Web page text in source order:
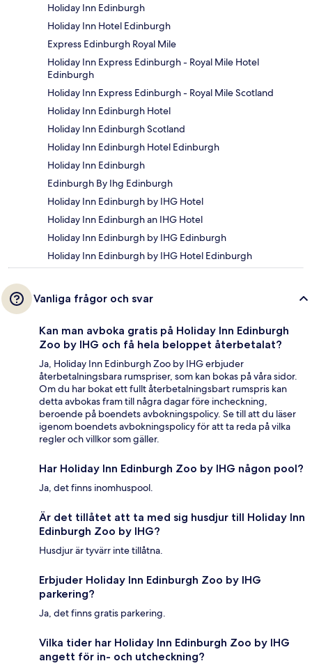
Holiday Inn Edinburgh
Holiday Inn Hotel Edinburgh
Express Edinburgh Royal Mile
Holiday Inn Express Edinburgh - Royal Mile Hotel
Edinburgh
Holiday Inn Express Edinburgh - Royal Mile Scotland
Holiday Inn Edinburgh Hotel
Holiday Inn Edinburgh Scotland
Holiday Inn Edinburgh Hotel Edinburgh
Holiday Inn Edinburgh
Edinburgh By Ihg Edinburgh
Holiday Inn Edinburgh by IHG Hotel
Holiday Inn Edinburgh an IHG Hotel
Holiday Inn Edinburgh by IHG Edinburgh
Holiday Inn Edinburgh by IHG Hotel Edinburgh
Vanliga frågor och svar
Kan man avboka gratis på Holiday Inn Edinburgh
Zoo by IHG och få hela beloppet återbetalat?
Ja, Holiday Inn Edinburgh Zoo by IHG erbjuder
återbetalningsbara rumspriser, som kan bokas på våra sidor.
Om du har bokat ett fullt återbetalningsbart rumspris kan
detta avbokas fram till några dagar före incheckning,
beroende på boendets avbokningspolicy. Se till att du läser
igenom boendets avbokningspolicy för att ta reda på vilka
regler och villkor som gäller.
Har Holiday Inn Edinburgh Zoo by IHG någon pool?
Ja, det finns inomhuspool.
Är det tillåtet att ta med sig husdjur till Holiday Inn
Edinburgh Zoo by IHG?
Husdjur är tyvärr inte tillåtna.
Erbjuder Holiday Inn Edinburgh Zoo by IHG
parkering?
Ja, det finns gratis parkering.
Vilka tider har Holiday Inn Edinburgh Zoo by IHG
angett för in- och utcheckning?